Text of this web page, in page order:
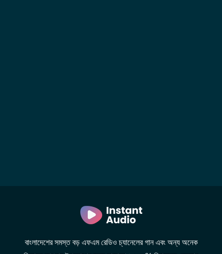
বাংলাদেশের সমস্ত বড় এফএম রেডিও চ্যানেলের গান এবং অন্য অনেক